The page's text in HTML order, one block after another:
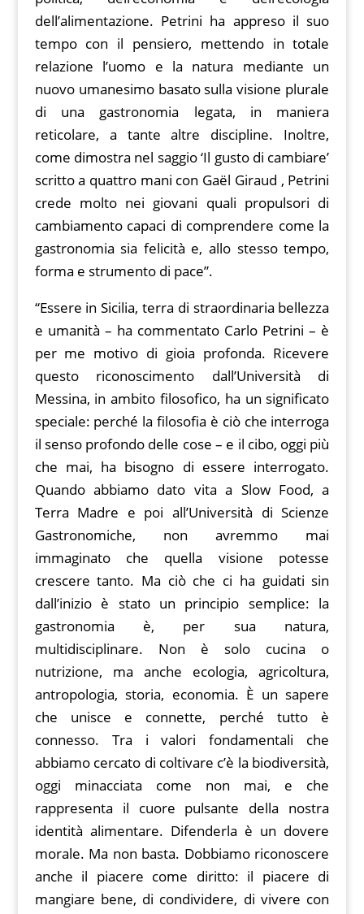
dell’alimentazione. Petrini ha appreso il suo
tempo con il pensiero, mettendo in totale
relazione l’uomo e la natura mediante un
nuovo umanesimo basato sulla visione plurale
di una gastronomia legata, in maniera
reticolare, a tante altre discipline. Inoltre,
come dimostra nel saggio ‘Il gusto di cambiare’
scritto a quattro mani con Gaël Giraud , Petrini
crede molto nei giovani quali propulsori di
cambiamento capaci di comprendere come la
gastronomia sia felicità e, allo stesso tempo,
forma e strumento di pace”.
“Essere in Sicilia, terra di straordinaria bellezza
e umanità – ha commentato Carlo Petrini – è
per me motivo di gioia profonda. Ricevere
questo riconoscimento dall’Università di
Messina, in ambito filosofico, ha un significato
speciale: perché la filosofia è ciò che interroga
il senso profondo delle cose – e il cibo, oggi più
che mai, ha bisogno di essere interrogato.
Quando abbiamo dato vita a Slow Food, a
Terra Madre e poi all’Università di Scienze
Gastronomiche, non avremmo mai
immaginato che quella visione potesse
crescere tanto. Ma ciò che ci ha guidati sin
dall’inizio è stato un principio semplice: la
gastronomia è, per sua natura,
multidisciplinare. Non è solo cucina o
nutrizione, ma anche ecologia, agricoltura,
antropologia, storia, economia. È un sapere
che unisce e connette, perché tutto è
connesso. Tra i valori fondamentali che
abbiamo cercato di coltivare c’è la biodiversità,
oggi minacciata come non mai, e che
rappresenta il cuore pulsante della nostra
identità alimentare. Difenderla è un dovere
morale. Ma non basta. Dobbiamo riconoscere
anche il piacere come diritto: il piacere di
mangiare bene, di condividere, di vivere con